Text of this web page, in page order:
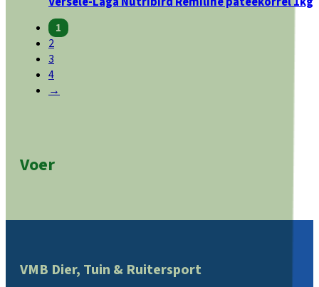
1
2
3
4
→
Voer
VMB Dier, Tuin & Ruitersport